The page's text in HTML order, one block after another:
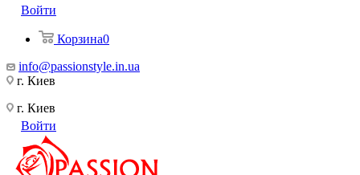
Войти
Корзина0
info@passionstyle.in.ua
г. Киев
г. Киев
Войти